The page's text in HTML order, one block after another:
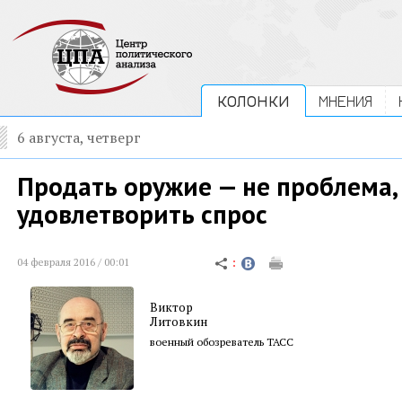
КОЛОНКИ МНЕНИЯ
6 августа, четверг
Продать оружие — не
удовлетворить спрос
04 февраля 2016 / 00:01
Виктор
Литовкин
военный обозреватель ТАСС